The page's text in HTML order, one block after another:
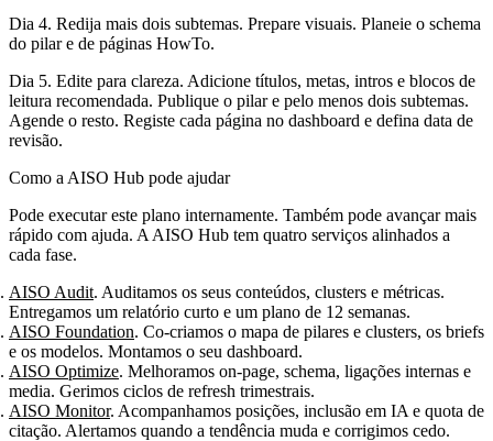
Dia 4. Redija mais dois subtemas. Prepare visuais. Planeie o schema
do pilar e de páginas HowTo.
Dia 5. Edite para clareza. Adicione títulos, metas, intros e blocos de
leitura recomendada. Publique o pilar e pelo menos dois subtemas.
Agende o resto. Registe cada página no dashboard e defina data de
revisão.
Como a AISO Hub pode ajudar
Pode executar este plano internamente. Também pode avançar mais
rápido com ajuda. A AISO Hub tem quatro serviços alinhados a
cada fase.
AISO Audit. Auditamos os seus conteúdos, clusters e métricas.
Entregamos um relatório curto e um plano de 12 semanas.
AISO Foundation. Co‑criamos o mapa de pilares e clusters, os briefs
e os modelos. Montamos o seu dashboard.
AISO Optimize. Melhoramos on‑page, schema, ligações internas e
media. Gerimos ciclos de refresh trimestrais.
AISO Monitor. Acompanhamos posições, inclusão em IA e quota de
citação. Alertamos quando a tendência muda e corrigimos cedo.